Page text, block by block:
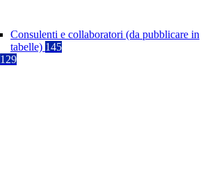
Consulenti e collaboratori (da pubblicare in
tabelle) 145
129